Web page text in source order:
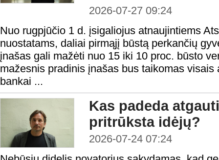
2026-07-27 09:24
Nuo rugpjūčio 1 d. įsigaliojus atnaujintiems
nuostatams, daliai pirmąjį būstą perkančių
įnašas gali mažėti nuo 15 iki 10 proc. būsto
mažesnis pradinis įnašas bus taikomas
bankai ...
Kas padeda
pritrūksta idėjų?
2026-07-24 07:24